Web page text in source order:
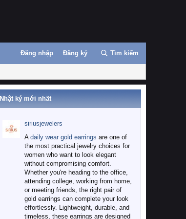
Đăng nhập Đăng ký Tìm kiếm
Nhật ký mới nhất
siriusjewelers
A daily wear gold earrings are one of
the most practical jewelry choices for
women who want to look elegant
without compromising comfort.
Whether you're heading to the office,
attending college, working from home,
or meeting friends, the right pair of
gold earrings can complete your look
effortlessly. Lightweight, durable, and
timeless, these earrings are designed